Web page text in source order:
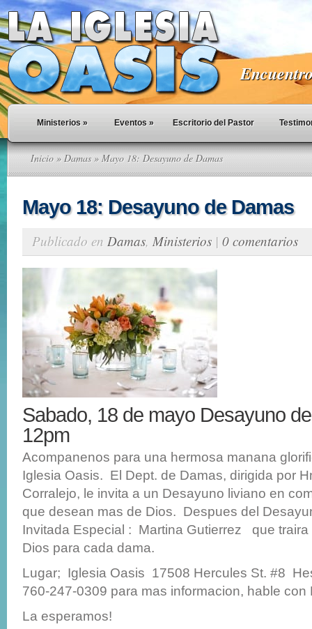
Ministerios » Eventos » Escritorio del Pastor
Inicio » Damas» Mayo 18: Desayuno de Damas
Mayo 18: Desayuno de Damas
Publicado en Damas, Ministerios | 0 comentarios
Sabado, 18 de mayo Desayuno
12pm
Acompanenos para una hermosa manana
Iglesia Oasis. El Dept. de Damas, dirigida por
Corralejo, le invita a un Desayuno liviano en
que desean mas de Dios. Despues del
Invitada Especial : Martina Gutierrez que traira
Dios para cada dama.
Lugar; Iglesia Oasis 17508 Hercules St. #8
760-247-0309 para mas informacion, hable con
La esperamos!